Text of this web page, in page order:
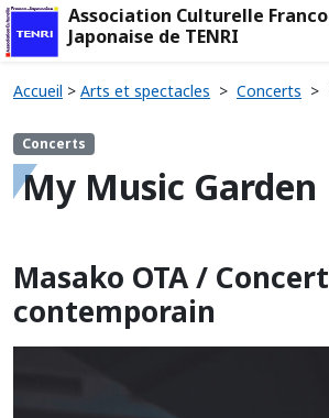
Association Culturelle
Japonaise de TENRI
Accueil > Arts et spectacles > Concerts >
Concerts
My Music Garden
Masako OTA /
contemporain